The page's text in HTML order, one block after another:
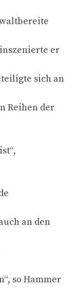
er
sich an
Reihen der
an den
so Hammer